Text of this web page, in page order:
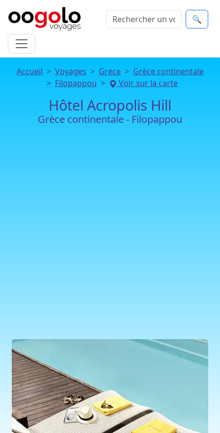
🔍
Accueil Voyages Grece
Grèce continentale
Filopappou
Voir sur la carte
Hôtel Acropolis Hill
Grèce continentale - Filopappou